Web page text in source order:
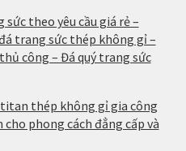
sức theo yêu cầu giá rẻ –
trang sức thép không gỉ –
công – Đá quý trang sức
thép không gỉ gia công
phong cách đẳng cấp và